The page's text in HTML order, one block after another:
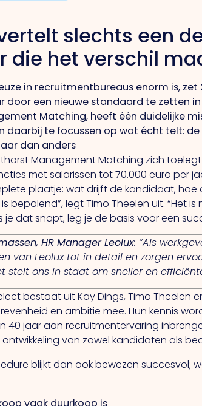
vertelt slechts een
die het verschil
in recruitmentbureaus enorm is,
door een nieuwe standaard te zetten
Matching, heeft één duidelijke
daarbij te focussen op wat écht telt:
dan anders
Management Matching zich
met salarissen tot 70.000 euro per
plaatje: wat drijft de kandidaat,
bepalend”, legt Timo Theelen uit.“Hetis
je dat snapt, leg je de basis voor een
HR Manager Leolux: “Als
van Leolux tot in detail en zorgen
stelt ons in staat om sneller en
bestaat uit Kay Dings, Timo
en ambitie mee.Hunkennis
40 jaar aan recruitmentervaring
van zowel kandidaten als
blijkt dan ook bewezen succesvol;